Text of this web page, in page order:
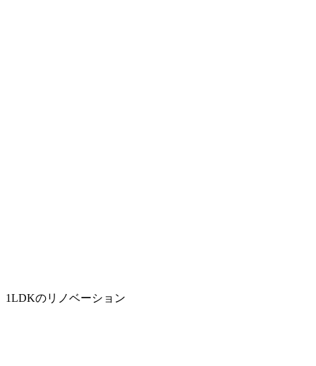
1LDKのリノベーション